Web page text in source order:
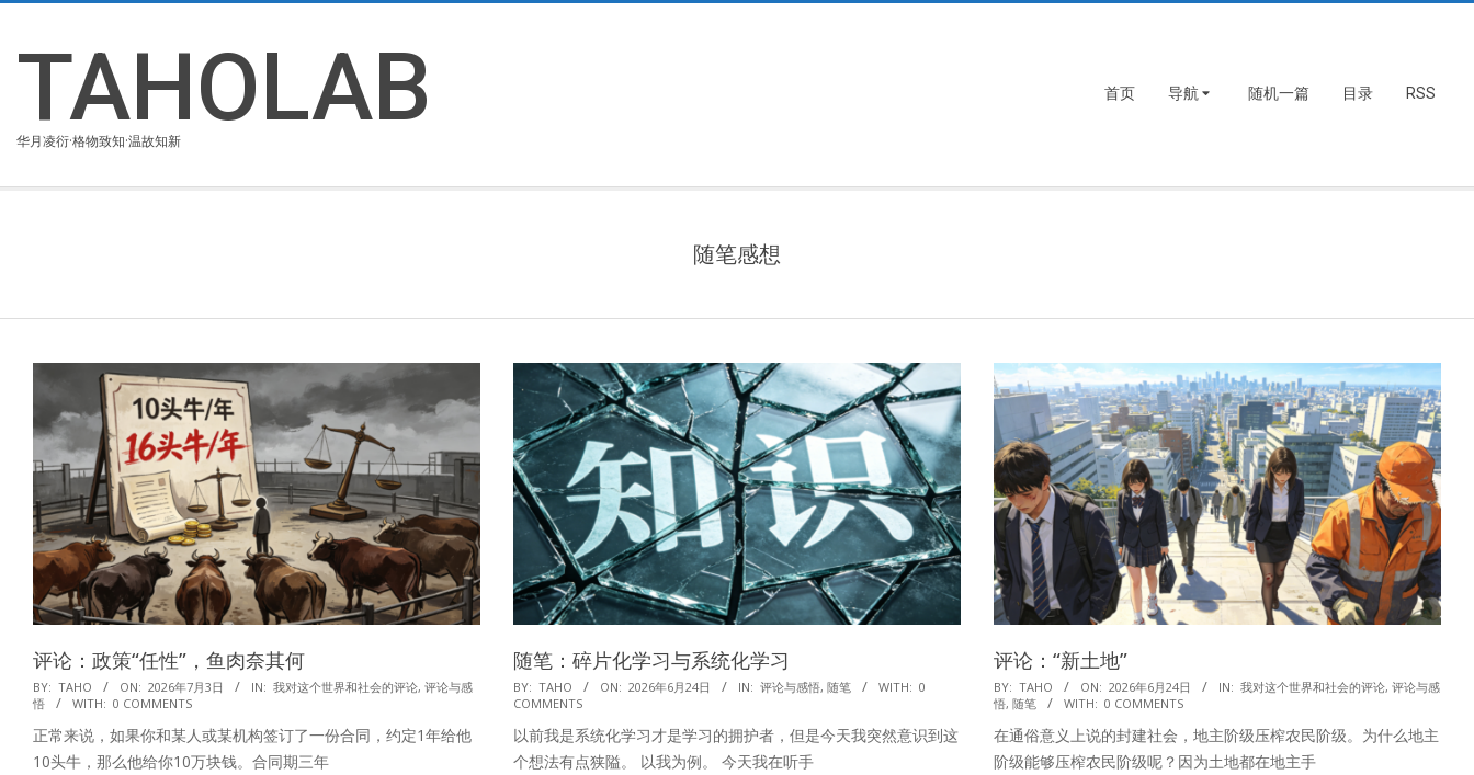
content
TAHOLAB
华月凌衍·格物致知·温故知新
首页 导航 随机一篇 目录 RSS
随笔感想
评论：政策“任性”，鱼肉奈其何
2026-
07-
03
BY: TAHO ON: 2026年7月3日 IN: 我对这个世界和社会的评论, 评论与感
悟
WITH: 0 COMMENTS
正常来说，如果你和某人或某机构签订了一份合同，约定1年给他
10头牛，那么他给你10万块钱。合同期三年
随笔：碎片化学习与系统化学习
2026-
06-
24
BY: TAHO ON: 2026年6月24日 IN: 评论与感悟, 随笔 WITH: 0
COMMENTS
以前我是系统化学习才是学习的拥护者，但是今天我突然意识到这
个想法有点狭隘。 以我为例。 今天我在听手
评论：“新土地”
2026-
06-
24
BY: TAHO ON: 2026年6月24日 IN: 我对这个世界和社会的评论, 评论与感
悟, 随笔 WITH: 0 COMMENTS
在通俗意义上说的封建社会，地主阶级压榨农民阶级。为什么地主
阶级能够压榨农民阶级呢？因为土地都在地主手